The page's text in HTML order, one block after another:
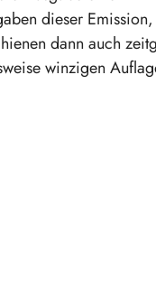
dieser
dann auch
winzigen